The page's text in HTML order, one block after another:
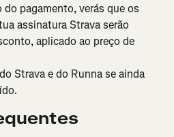
pagamento, verás que os
assinatura Strava serão
aplicado ao preço de
Strava e do Runna se ainda